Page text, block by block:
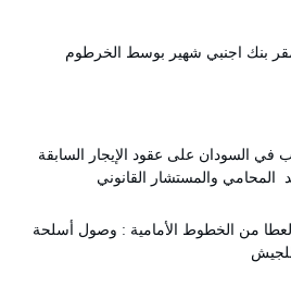
بنك اجنبي شهير بوسط الخرطوم
في السودان على عقود الإيجار السابقة
المحامي والمستشار القانوني
من الخطوط الأمامية : وصول أسلحة